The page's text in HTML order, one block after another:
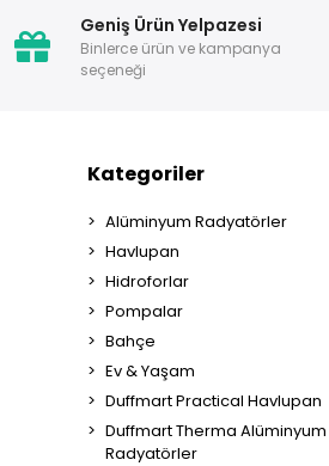
Geniş Ürün Yelpazesi
Binlerce ürün ve kampanya
seçeneği
Kategoriler
Alüminyum Radyatörler
Havlupan
Hidroforlar
Pompalar
Bahçe
Ev & Yaşam
Duffmart Practical Havlupan
Duffmart Therma Alüminyum
Radyatörler